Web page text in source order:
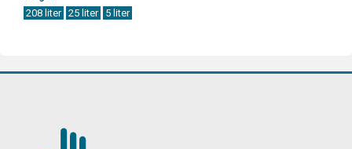
208 liter 25 liter 5 liter